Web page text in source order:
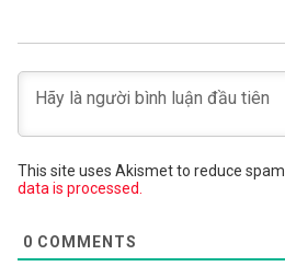
This site uses Akismet to reduce spam.
data is processed.
0 COMMENTS